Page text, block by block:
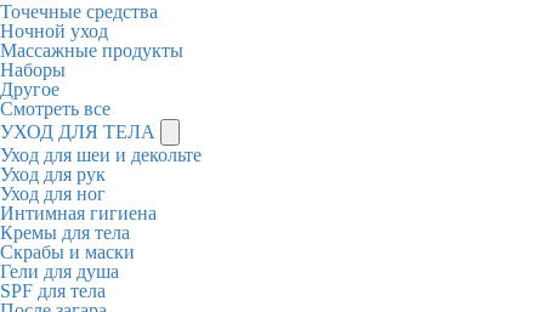
Точечные средства
Ночной уход
Массажные продукты
Наборы
Другое
Смотреть все
УХОД ДЛЯ ТЕЛА
Уход для шеи и декольте
Уход для рук
Уход для ног
Интимная гигиена
Кремы для тела
Скрабы и маски
Гели для душа
SPF для тела